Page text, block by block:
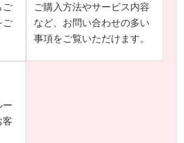
ご
ご
ご購入方法やサービス内容
など、お問い合わせの多い
事項をご覧いただけます。
ー
客